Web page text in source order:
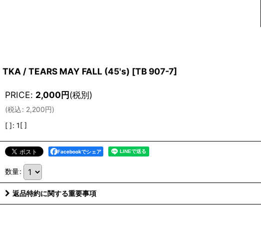
TKA / TEARS MAY FALL (45's) [TB 907-7]
PRICE: 2,000円(税別)
(税込: 2,200円)
[ ]: 1[ ]
Facebookでシェア
数量:
返品特約に関する重要事項